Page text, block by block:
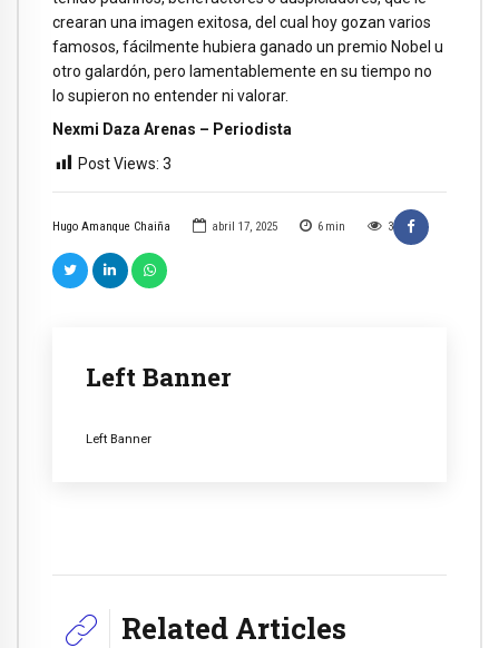
Hugo Amanque Chaiña abril 17, 2025 6 min 3
Left Banner
Left Banner
crearan una imagen exitosa, del cual hoy gozan varios
famosos, fácilmente hubiera ganado un premio Nobel u
otro galardón, pero lamentablemente en su tiempo no
lo supieron no entender ni valorar.
Nexmi Daza Arenas – Periodista
Post Views: 3
Related Articles